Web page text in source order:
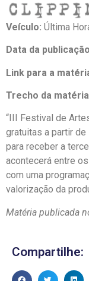
Veículo: Última
Data da
Link para a
Trecho da
“III Festival de
gratuitas a partir
para receber a
acontecerá entre
com uma
valorização da
Matéria publicada
Compartilhe: